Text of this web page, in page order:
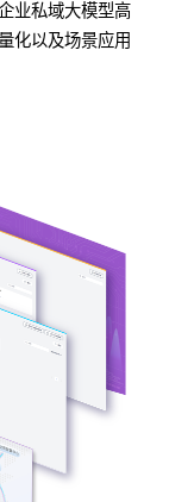
业私域大模型高
化以及场景应用